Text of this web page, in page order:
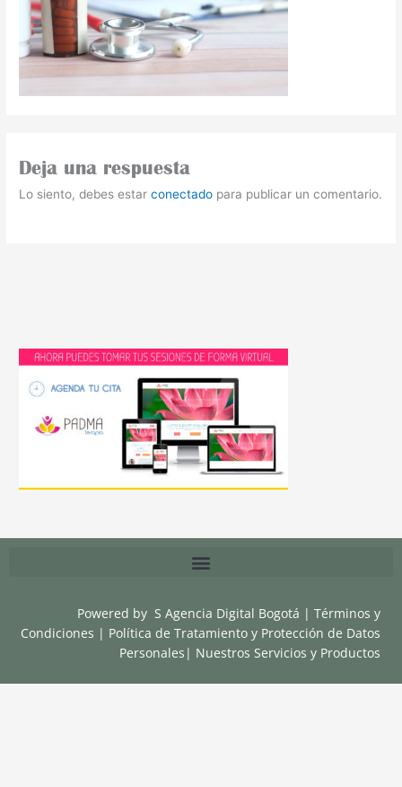
Deja una respuesta
Lo siento, debes estarconectado para publicar un comentario.
Powered by S Agencia Digital Bogotá |Términos y
Condiciones | Política de Tratamiento y Protección de Datos
Personales | Nuestros Servicios y Productos